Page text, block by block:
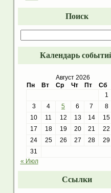
Поиск
Календарь
Август 2026
Пн
Вт Ср Чт Пт Сб
1
3
4 5 6 7 8
10
11 12 13 14 15
17
18 19 20 21 22
24
25 26 27 28 29
31
« Июл
Ссылки